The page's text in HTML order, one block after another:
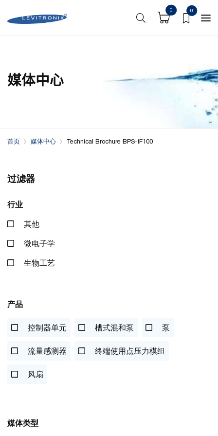
0 0
媒体中心
首页 媒体中心 Technical Brochure BPS-iF100
过滤器
行业
其他
微电子学
生物工艺
产品
控制器单元 槽式混和泵 泵
流量感测器 终端使用点压力模组
风扇
媒体类型